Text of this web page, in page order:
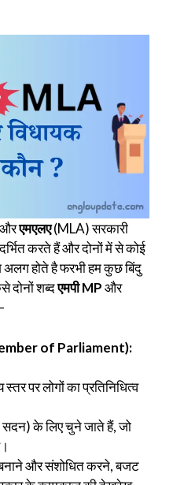
एमएलए(MLA) सरकारी
करते हैं और दोनों में से कोई
अलग होते है फरभी हम कुछ बिंदु
दोनों शब्दएमपी MPऔर
of Parliament):
पर लोगों का प्रतिनिधित्व
सदन) के लिए चुने जाते हैं, जो
और संशोधित करने, बजट